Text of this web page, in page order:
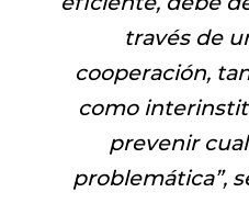
través de
cooperación,
como
prevenir
problemática”,